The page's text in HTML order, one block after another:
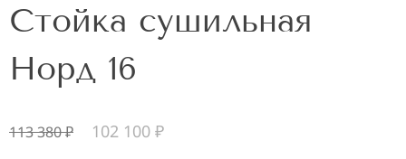
Стойка сушильная
Норд 16
113 380₽ 102 100 ₽